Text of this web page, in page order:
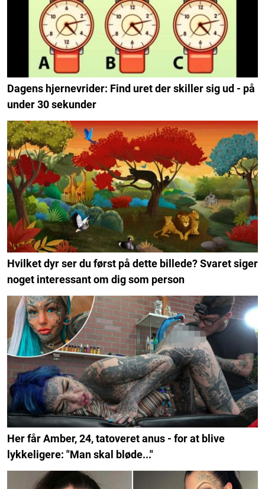
Dagens hjernevrider: Find uret der skiller sig ud - på
under 30 sekunder
Hvilket dyr ser du først på dette billede? Svaret siger
noget interessant om dig som person
Her får Amber, 24, tatoveret anus - for at blive
lykkeligere: "Man skal bløde..."